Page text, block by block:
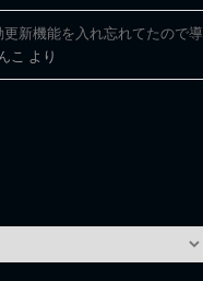
更新機能を入れ忘れてたので導
こ より